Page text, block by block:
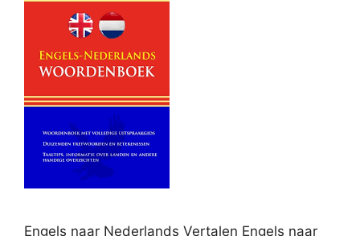
Engels naar Nederlands Vertalen Engels naar